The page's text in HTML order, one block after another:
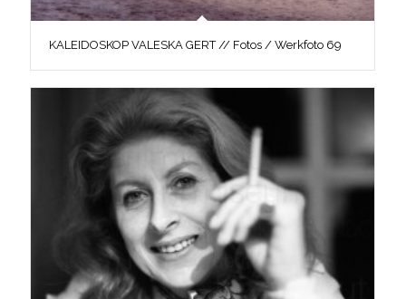
KALEIDOSKOP VALESKA GERT // Fotos / Werkfoto 69